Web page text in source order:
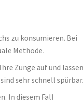
zu konsumieren. Bei
Methode.
Zunge auf und lassen
sehr schnell spürbar.
In diesem Fall